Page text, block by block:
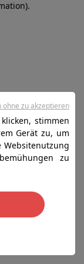
.
stimmen
Gerät zu, um
Websitenutzung
zu
ohne zu akzeptieren